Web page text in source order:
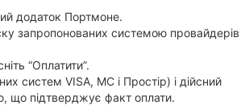
додаток Портмоне.
запропонованих системою провайдерів
“Оплатити”.
систем VISA, MC і Простір) і дійсний
що підтверджує факт оплати.